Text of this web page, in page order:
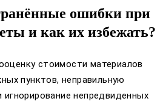
ошибки при
и как их избежать?
стоимости материалов
пунктов, неправильную
непредвиденных